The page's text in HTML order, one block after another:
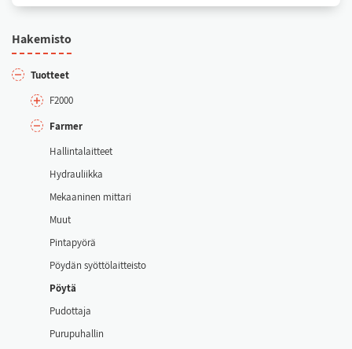
Ha­ke­mis­to
Tuot­teet
F2000
Far­mer
Hal­lin­ta­lait­teet
Hyd­rau­liik­ka
Me­kaa­ni­nen mit­ta­ri
Muut
Pin­ta­pyö­rä
Pöy­dän syöt­tö­lait­teis­to
Pöy­tä
Pu­dot­ta­ja
Pu­ru­pu­hal­lin